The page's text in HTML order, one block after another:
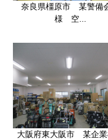
奈良県橿原市 某警備
様 空...
大阪府東大阪市 某企